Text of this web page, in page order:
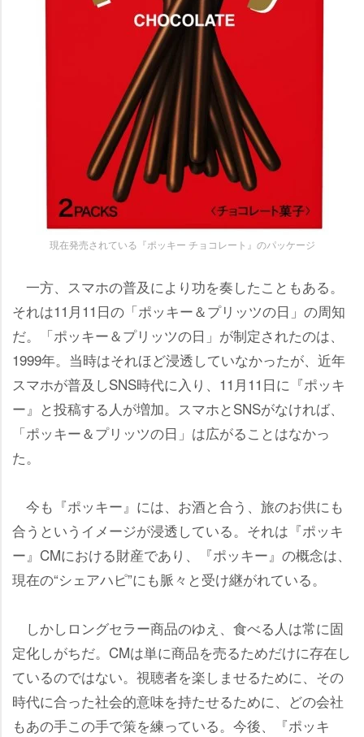
現在発売されている『ポッキー チョコレート』のパッケージ
一方、スマホの普及により功を奏したこともある。
それは11月11日の「ポッキー＆プリッツの日」の周知
だ。「ポッキー＆プリッツの日」が制定されたのは、
1999年。当時はそれほど浸透していなかったが、近年
スマホが普及しSNS時代に入り、11月11日に『ポッキ
ー』と投稿する人が増加。スマホとSNSがなければ、
「ポッキー＆プリッツの日」は広がることはなかっ
た。
今も『ポッキー』には、お酒と合う、旅のお供にも
合うというイメージが浸透している。それは『ポッキ
ー』CMにおける財産であり、『ポッキー』の概念は、
現在の“シェアハピ”にも脈々と受け継がれている。
しかしロングセラー商品のゆえ、食べる人は常に固
定化しがちだ。CMは単に商品を売るためだけに存在し
ているのではない。視聴者を楽しませるために、その
時代に合った社会的意味を持たせるために、どの会社
もあの手この手で策を練っている。今後、『ポッキ